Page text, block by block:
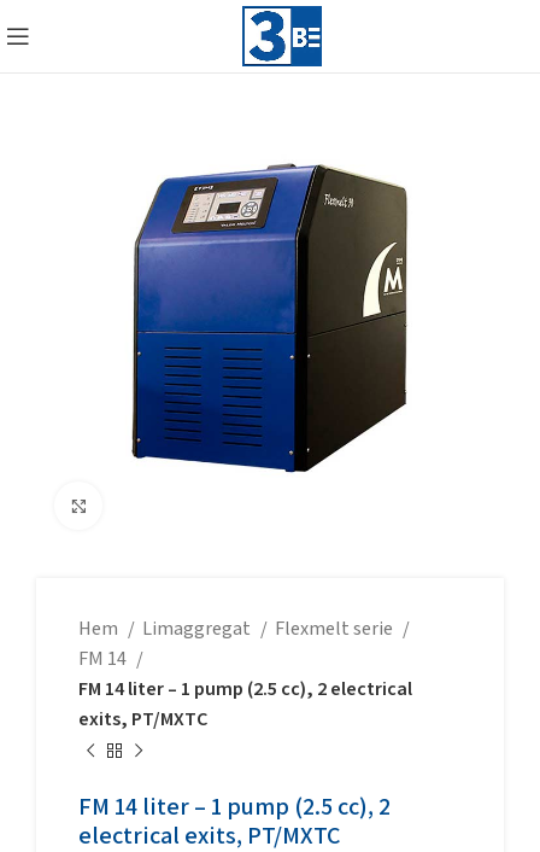
Hem Limaggregat
Flexmelt serie
FM 14
FM 14 liter – 1 pump (2.5 cc), 2 electrical
exits, PT/MXTC
FM 14 liter – 1 pump (2.5 cc), 2
electrical exits, PT/MXTC